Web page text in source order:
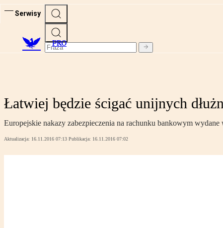
Serwisy
PRO
Łatwiej będzie ścigać unijnych
Europejskie nakazy zabezpieczenia na rachunku bankowym
Aktualizacja: 16.11.2016 07:13 Publikacja: 16.11.2016 07:02